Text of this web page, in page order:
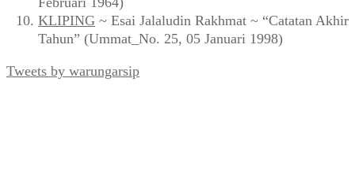
KLIPING ~ Esai Jalaludin Rakhmat ~ “Catatan Akhir
Tahun” (Ummat_No. 25, 05 Januari 1998)
Tweets by warungarsip